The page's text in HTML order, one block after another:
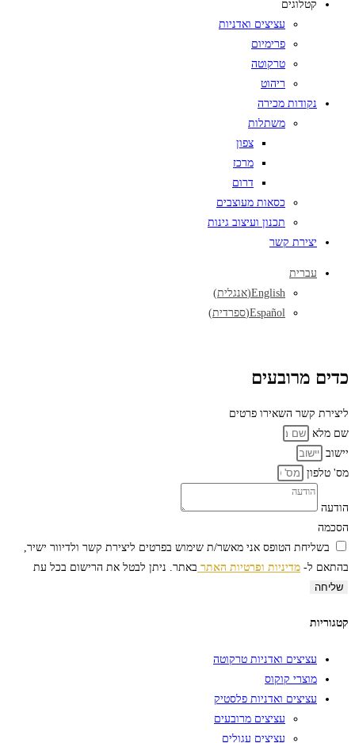
קטלוגים
עציצים ואדניות
פרימיום
טרקוטה
ריהוט
נקודות מכירה
משתלות
צפון
מרכז
דרום
כסאות מעוצבים
תכנון ועיצוב גינות
יצירת קשר
עברית
English
(אנגלית)
Español
(ספרדית)
כדים מרובעים
ליצירת קשר השאירו פרטים
שם מלא
יישוב
מס' טלפון
הודעה
הסכמה
בשליחת הטופס אני מאשר/ת שימוש בפרטים ליצירת קשר ולדיוור ישיר,
בהתאם ל- מדיניות ופרטיות האתר באתר. ניתן לבטל את הרישום בכל עת
שליחה
קטגוריות
עציצים ואדניות טרקוטה
מוצרי קוקוס
עציצים ואדניות פלסטיק
עציצים מרובעים
עציצים עגולים